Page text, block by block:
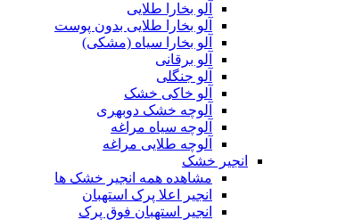
آلو بخارا طلایی
آلو بخارا طلایی بدون پوست
آلو بخارا سیاه (مشکی)
آلو برقانی
آلو جنگلی
آلو خاکی خشک
آلوچه خشک دوبهری
آلوچه سیاه مراغه
آلوچه طلایی مراغه
انجیر خشک
مشاهده همه انجیر خشک ها
انجیر اعلا پرک استهبان
انجیر استهبان فوق پرک